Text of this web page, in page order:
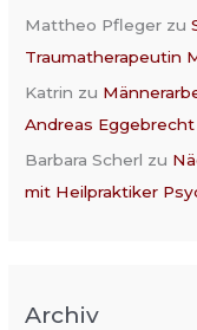
Mattheo Pfleger zu
Traumatherapeutin
Katrin zu
Andreas Eggebrecht
Barbara Scherl zu
mit Heilpraktiker
Archiv